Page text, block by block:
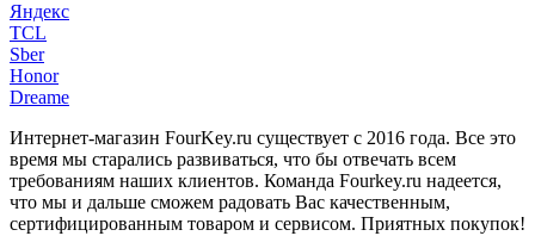
Яндекс
TCL
Sber
Honor
Dreame
Интернет-магазин FourKey.ru существует с 2016 года. Все это
время мы старались развиваться, что бы отвечать всем
требованиям наших клиентов. Команда Fourkey.ru надеется,
что мы и дальше сможем радовать Вас качественным,
сертифицированным товаром и сервисом. Приятных покупок!